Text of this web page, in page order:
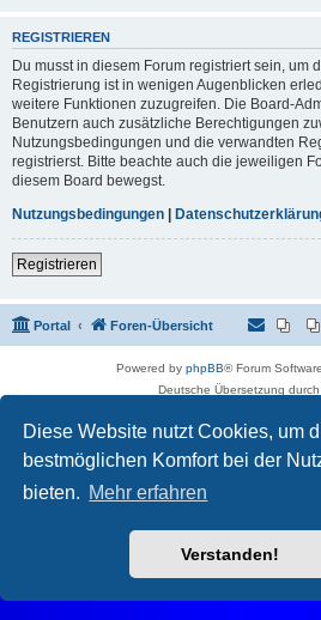
Diese Website nutzt Cookies, um
bestmöglichen Komfort bei der
bieten. Mehr erfahren
Verstanden!
REGISTRIEREN
Du musst in diesem Forum registriert sein, um
Registrierung ist in wenigen Augenblicken
weitere Funktionen zuzugreifen. Die Board-
Benutzern auch zusätzliche Berechtigungen
Nutzungsbedingungen und die verwandten
registrierst. Bitte beachte auch die jeweiligen
diesem Board bewegst.
Nutzungsbedingungen |
Registrieren
Portal Foren-Übersicht
Powered by phpBB® Forum
Deutsche Übersetzung durch